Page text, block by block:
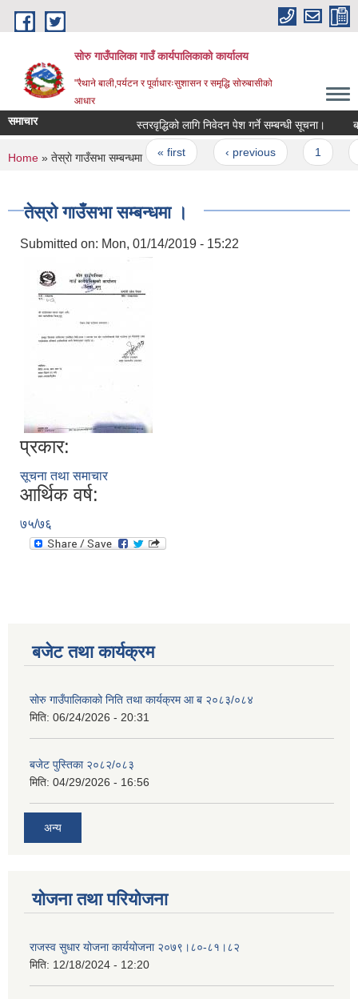
Skip to main content
सोरु गाउँपालिका गाउँ कार्यपालिकाको कार्यालय
"रैथाने बाली,पर्यटन र पूर्वाधारःसुशासन र समृद्धि सोरुबासीको
आधार
समाचार स्तरवृद्धिको लागि निवेदन पेश गर्ने सम्बन्धी सूचना।
Pages
« first ‹ previous
You are here
Home » तेस्राे गाउँसभा सम्बन्धमा ।
तेस्राे गाउँसभा सम्बन्धमा ।
Submitted on: Mon, 01/14/2019 - 15:22
प्रकार:
सूचना तथा समाचार
आर्थिक वर्ष:
७५/७६
बजेट तथा कार्यक्रम
सोरु गाउँपालिकाको निति तथा कार्यक्रम आ ब २०८३/०८४
मिति: 06/24/2026 - 20:31
बजेट पुस्तिका २०८२/०८३
मिति: 04/29/2026 - 16:56
अन्य
योजना तथा परियोजना
राजस्व सुधार योजना कार्ययोजना २०७९।८०-८१।८२
मिति: 12/18/2024 - 12:20